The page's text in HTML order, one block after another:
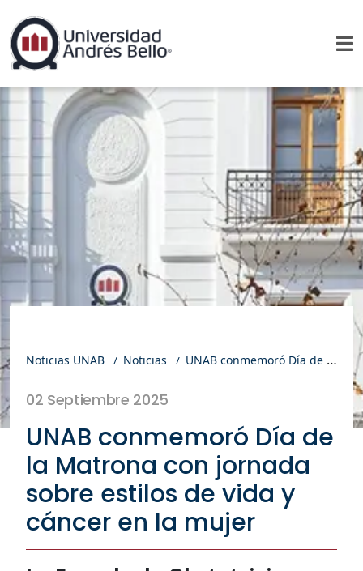
Noticias UNAB Noticias UNAB conmemoró Día de la Matrona con jornada sobre estilos de vida y cáncer en la mujer
02 Septiembre 2025
UNAB conmemoró Día de
la Matrona con jornada
sobre estilos de vida y
cáncer en la mujer